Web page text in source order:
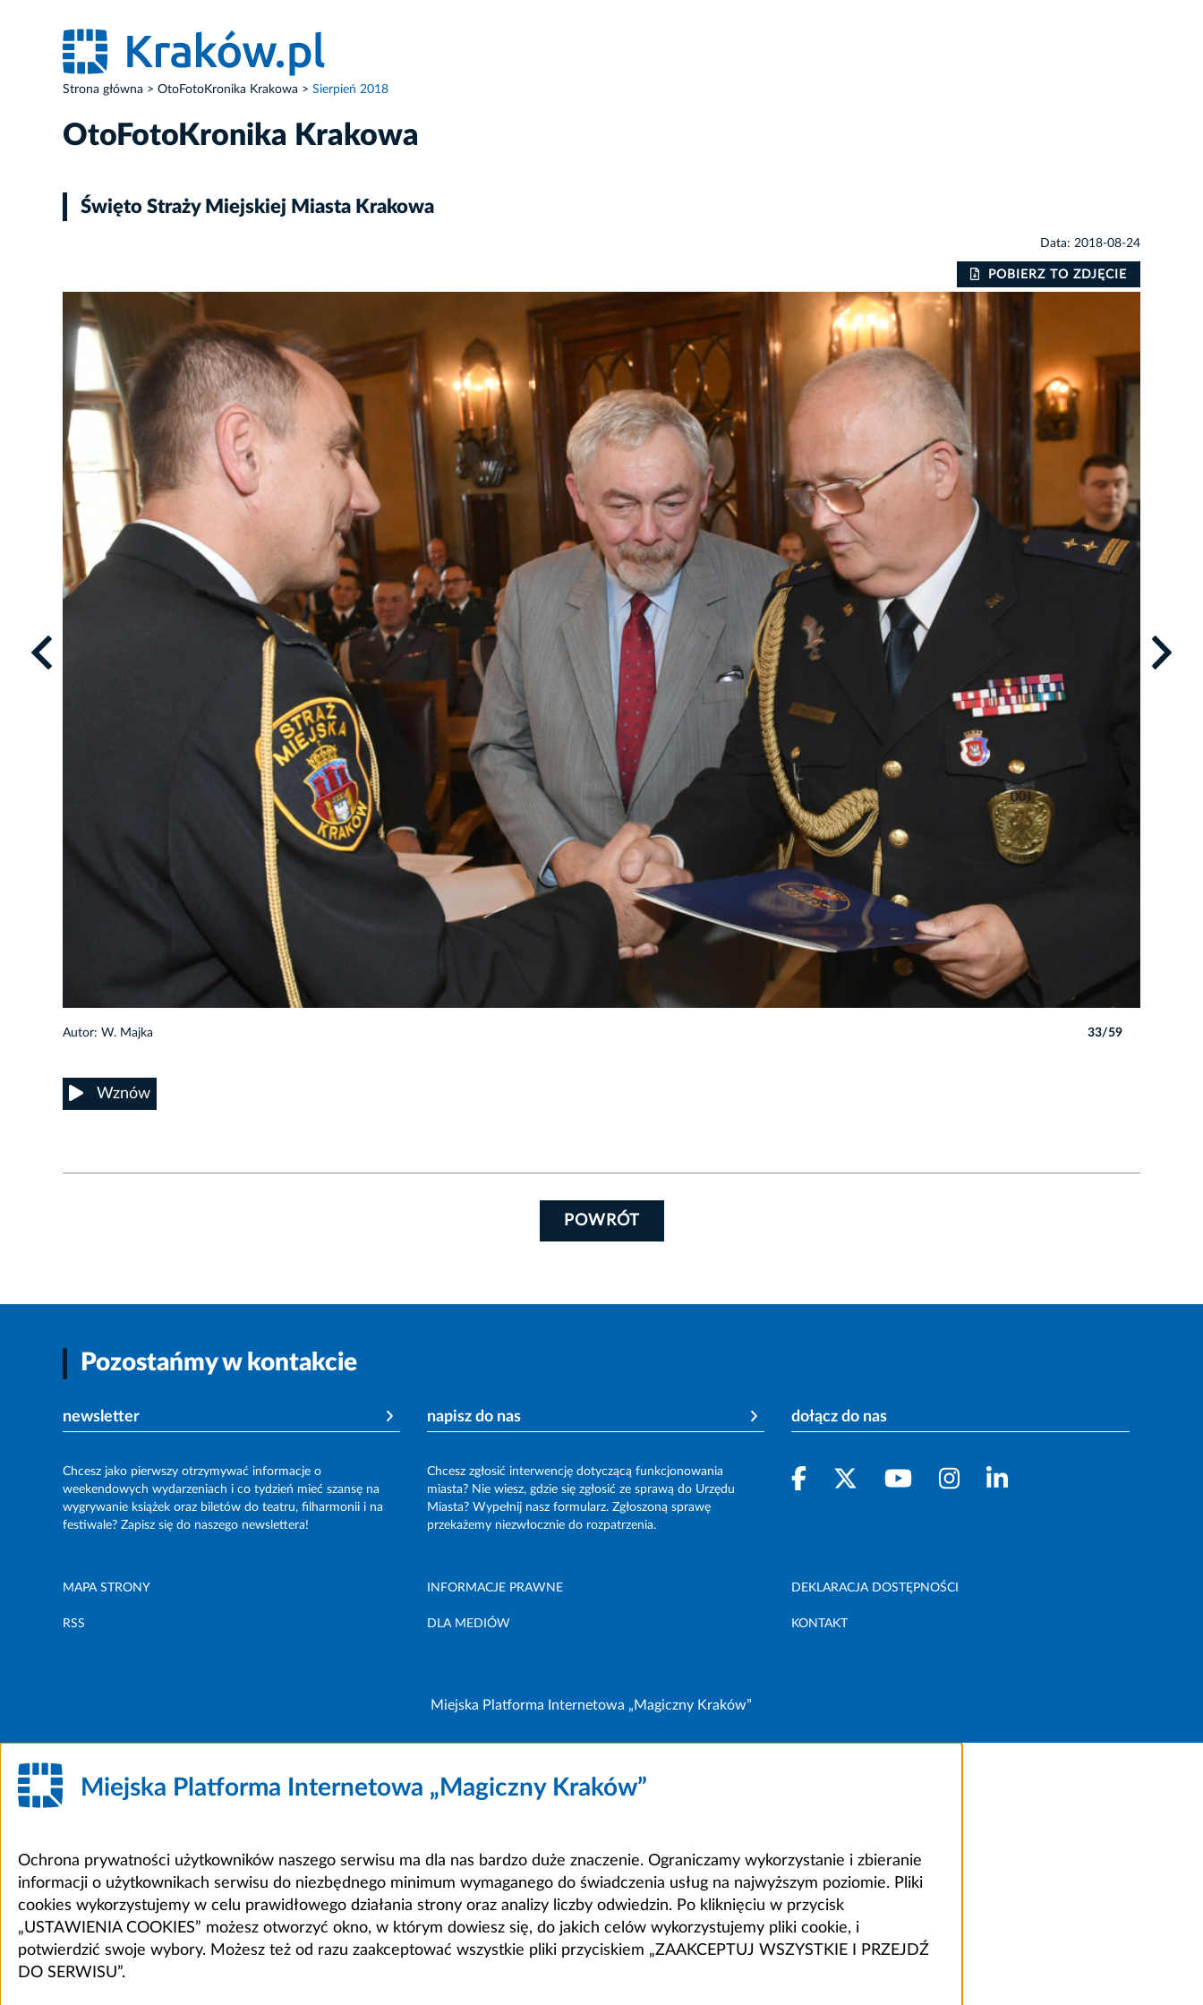
Strona główna OtoFotoKronika Krakowa Sierpień 2018
OtoFotoKronika Krakowa
Święto Straży Miejskiej Miasta Krakowa
Data: 2018-08-24
POBIERZ TO ZDJĘCIE
Autor: W. Majka 33/59
Wznów
POWRÓT
Pozostańmy w kontakcie
newsletter
Chcesz jako pierwszy otrzymywać informacje o
weekendowych wydarzeniach i co tydzień mieć szansę na
wygrywanie książek oraz biletów do teatru, filharmonii i na
festiwale? Zapisz się do naszego newslettera!
napisz do nas
Chcesz zgłosić interwencję dotyczącą funkcjonowania
miasta? Nie wiesz, gdzie się zgłosić ze sprawą do Urzędu
Miasta? Wypełnij nasz formularz. Zgłoszoną sprawę
przekażemy niezwłocznie do rozpatrzenia.
dołącz do nas
MAPA STRONY INFORMACJE PRAWNE DEKLARACJA DOSTĘPNOŚCI
RSS DLA MEDIÓW KONTAKT
Miejska Platforma Internetowa „Magiczny Kraków”
Miejska Platforma Internetowa „Magiczny Kraków”
Ochrona prywatności użytkowników naszego serwisu ma dla nas bardzo duże znaczenie. Ograniczamy wykorzystanie i zbieranie
informacji o użytkownikach serwisu do niezbędnego minimum wymaganego do świadczenia usług na najwyższym poziomie. Pliki
cookies wykorzystujemy w celu prawidłowego działania strony oraz analizy liczby odwiedzin. Po kliknięciu w przycisk
„USTAWIENIA COOKIES” możesz otworzyć okno, w którym dowiesz się, do jakich celów wykorzystujemy pliki cookie, i
potwierdzić swoje wybory. Możesz też od razu zaakceptować wszystkie pliki przyciskiem „ZAAKCEPTUJ WSZYSTKIE I PRZEJDŹ
DO SERWISU”.